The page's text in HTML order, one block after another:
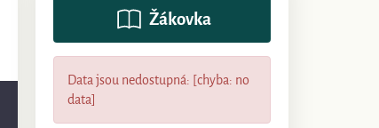
Žákovka
Data jsou nedostupná: [chyba: no
data]